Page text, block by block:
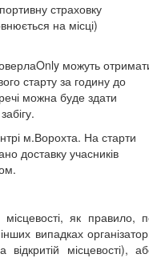
страховку
на місці)
можуть
старту за годину до
можна буде здати
м.Ворохта. На старти
доставку учасників
як правило,
випадках
місцевості),